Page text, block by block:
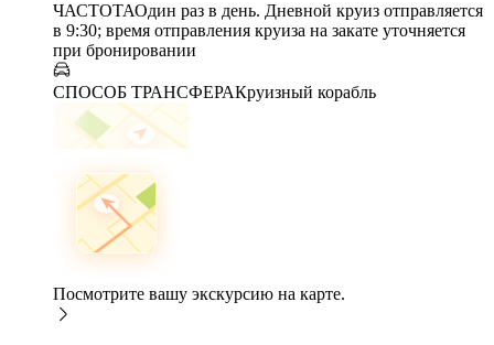
ЧАСТОТАОдин раз в день. Дневной круиз отправляется
в 9:30; время отправления круиза на закате уточняется
при бронировании
СПОСОБ ТРАНСФЕРАКруизный корабль
Посмотрите вашу экскурсию на карте.